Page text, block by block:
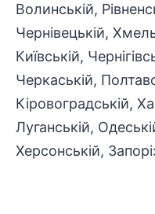
Волинській,
Чернівецькій,
Київській,
Черкаській,
Кіровоградській,
Луганській,
Херсонській,